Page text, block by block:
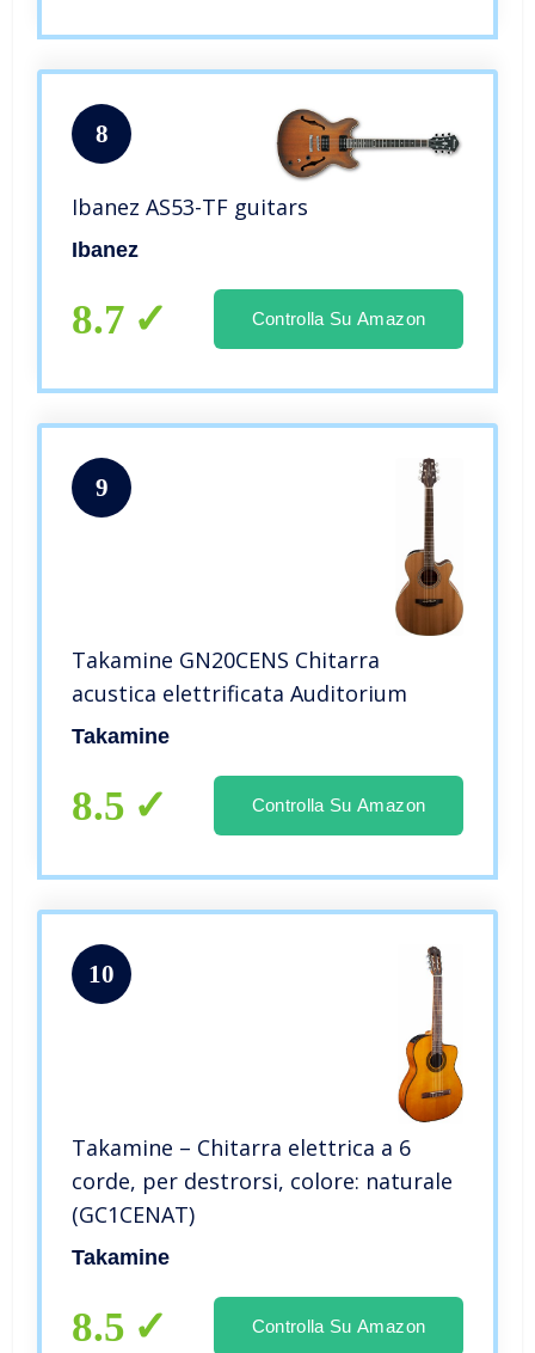
8
Ibanez AS53-TF guitars
Ibanez
8.7 Controlla Su Amazon
9
Takamine GN20CENS Chitarra
acustica elettrificata Auditorium
Takamine
8.5 Controlla Su Amazon
10
Takamine – Chitarra elettrica a 6
corde, per destrorsi, colore: naturale
(GC1CENAT)
Takamine
8.5 Controlla Su Amazon